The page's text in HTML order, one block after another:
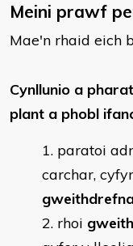
Meini prawf
Mae'n rhaid eich
Cynllunio a
plant a phobl
paratoi
carchar,
rhoi